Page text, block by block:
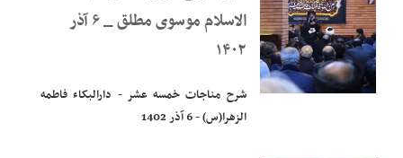
الاسلام موسوی مطلق _ ۶ آذر
۱۴۰۲
شرح مناجات خمسه عشر - دارالبکاء فاطمه